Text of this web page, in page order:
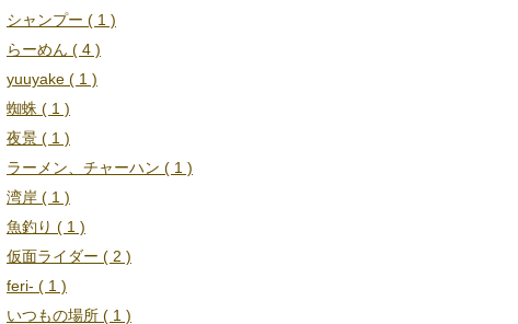
シャンプー ( 1 )
らーめん ( 4 )
yuuyake ( 1 )
蜘蛛 ( 1 )
夜景 ( 1 )
ラーメン、チャーハン ( 1 )
湾岸 ( 1 )
魚釣り ( 1 )
仮面ライダー ( 2 )
feri- ( 1 )
いつもの場所 ( 1 )